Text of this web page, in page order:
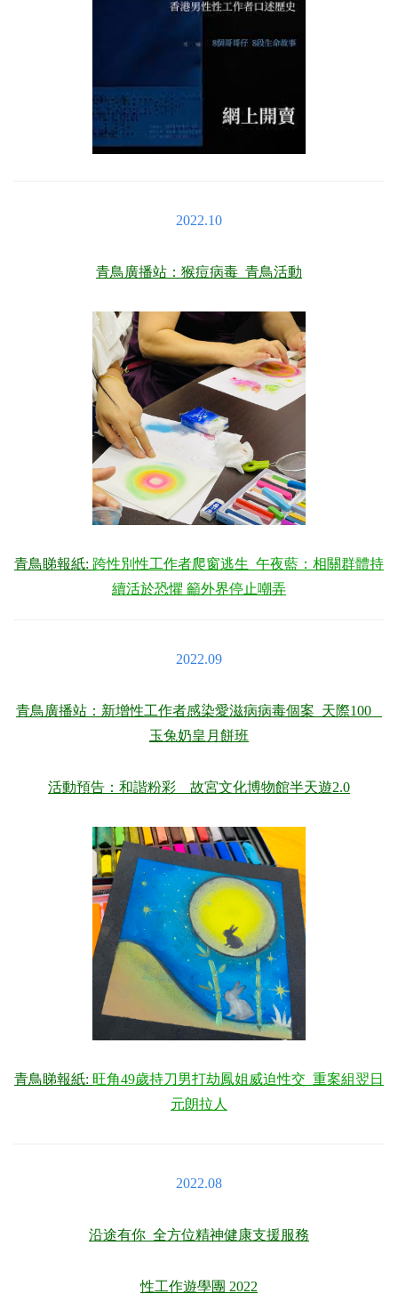
2022.10
青鳥廣播站：猴痘病毒 青鳥活動
青鳥睇報紙: 跨性別性工作者爬窗逃生 午夜藍：相關群體持
續活於恐懼 籲外界停止嘲弄
2022.09
青鳥廣播站：新增性工作者感染愛滋病病毒個案 天際100
玉兔奶皇月餅班
活動預告：和諧粉彩 故宮文化博物館半天遊2.0
青鳥睇報紙: 旺角49歲持刀男打劫鳳姐威迫性交 重案組翌日
元朗拉人
2022.08
沿途有你 全方位精神健康支援服務
性工作遊學團 2022